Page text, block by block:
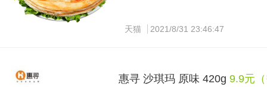
天猫 2021/8/31 23:46:47
惠寻 沙琪玛 原味 420g 9.9元